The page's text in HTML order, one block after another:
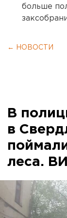
больше
← НОВОСТИ
В
в
леса.